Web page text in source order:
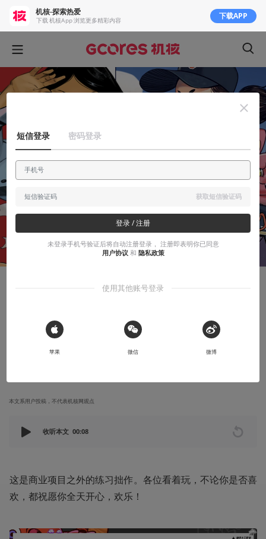
创作笔记
啊哈！各位好。
本文系用户投稿，不代表机核网观点
收听本文 00:08
这是商业项目之外的练习拙作。各位看着玩，不论你是否喜
欢，都祝愿你全天开心，欢乐！
机核-探索热爱
下载 机核App 浏览更多精彩内容 下载APP
短信登录 密码登录
获取短信验证码
登录 / 注册
未登录手机号验证后将自动注册登录， 注册即表明你已同意
用户协议 和 隐私政策
使用其他账号登录
 Sign in with Apple
苹果 微信 微博